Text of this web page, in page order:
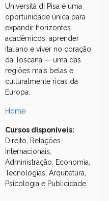
Università di Pisa é uma
oportunidade única para
expandir horizontes
acadêmicos, aprender
italiano e viver no coração
da Toscana — uma das
regiões mais belas e
culturalmente ricas da
Europa.
Home
Cursos disponíveis:
Direito, Relações
Internacionais,
Administração, Economia,
Tecnologias, Arquitetura,
Psicologia e Publicidade